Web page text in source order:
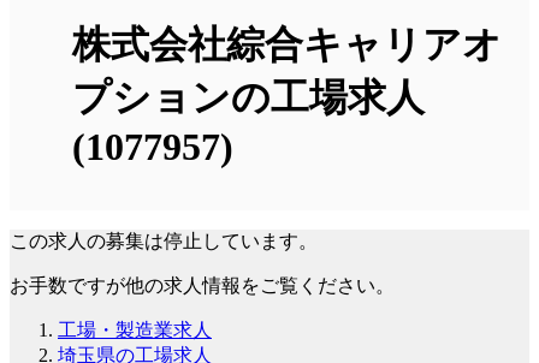
株式会社綜合キャリアオ
プションの工場求人
(1077957)
この求人の募集は停止しています。
お手数ですが他の求人情報をご覧ください。
工場・製造業求人
埼玉県の工場求人